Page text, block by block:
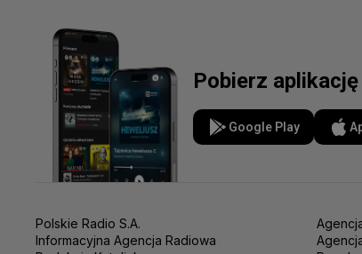
Pobierz
Google Play
Polskie Radio S.A.
Informacyjna Agencja Radiowa